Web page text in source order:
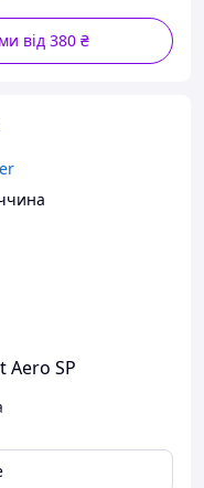
від 380 ₴
Aero SP
безпечне та надійне